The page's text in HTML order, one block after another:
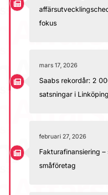
fokus
mars 17, 2026
Saabs rekordår: 2
satsningar i Linköping
februari 27, 2026
Fakturafinansiering
småföretag